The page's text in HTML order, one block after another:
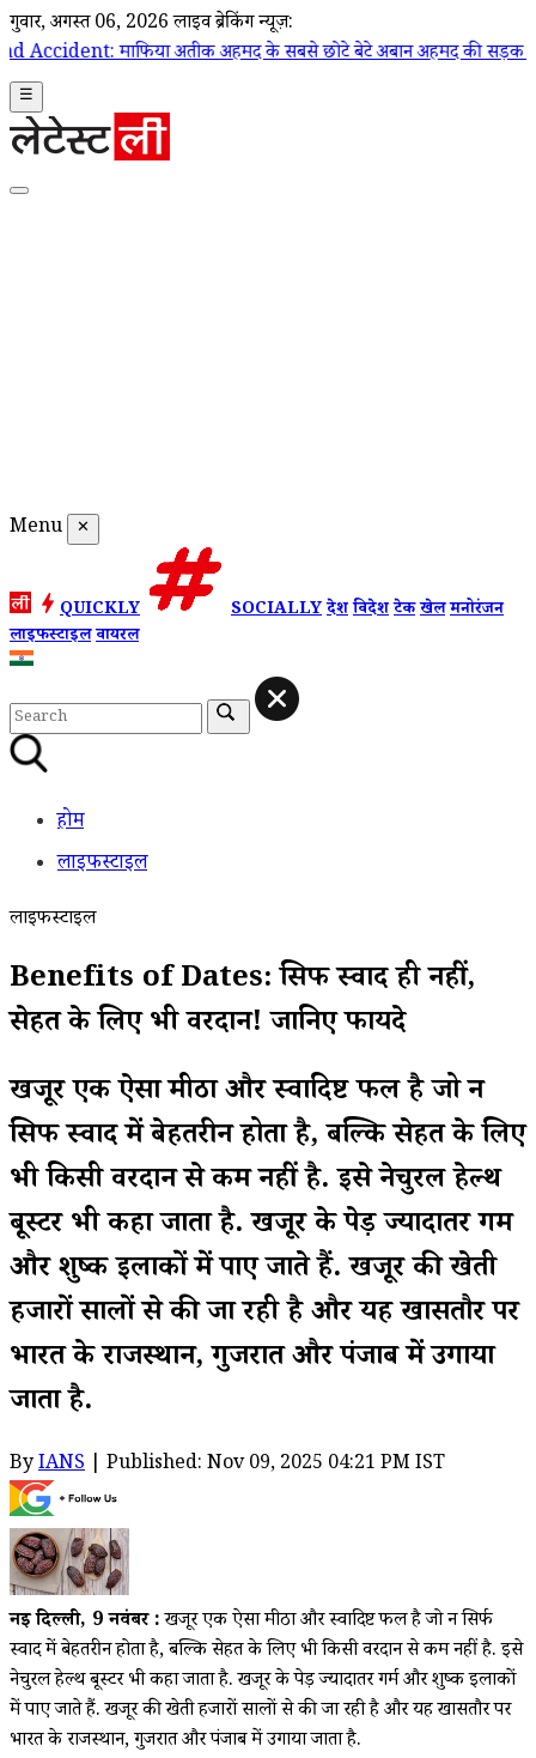
गुरूवार, अगस्त 06, 2026 लाइव ब्रेकिंग न्यूज़:
अतीक अहमद के सबसे छोटे बेटे अबान अहमद की सड़क हादसे में मौत;
☰
Menu ✕
QUICKLY SOCIALLYदेशविदेशटेकखेलमनोरंजन
लाइफस्टाइलवायरल
होम
लाइफस्टाइल
लाइफस्टाइल
Benefits of Dates: सिर्फ स्वाद ही नहीं,
सेहत के लिए भी वरदान! जानिए फायदे
खजूर एक ऐसा मीठा और स्वादिष्ट फल है जो न
सिर्फ स्वाद में बेहतरीन होता है, बल्कि सेहत के लिए
भी किसी वरदान से कम नहीं है. इसे नेचुरल हेल्थ
बूस्टर भी कहा जाता है. खजूर के पेड़ ज्यादातर गर्म
और शुष्क इलाकों में पाए जाते हैं. खजूर की खेती
हजारों सालों से की जा रही है और यह खासतौर पर
भारत के राजस्थान, गुजरात और पंजाब में उगाया
जाता है.
ByIANS | Published: Nov 09, 2025 04:21 PM IST
नई दिल्ली, 9 नवंबर :खजूर एक ऐसा मीठा और स्वादिष्ट फल है जो न सिर्फ
स्वाद में बेहतरीन होता है, बल्कि सेहत के लिए भी किसी वरदान से कम नहीं है. इसे
नेचुरल हेल्थ बूस्टर भी कहा जाता है. खजूर के पेड़ ज्यादातर गर्म और शुष्क इलाकों
में पाए जाते हैं. खजूर की खेती हजारों सालों से की जा रही है और यह खासतौर पर
भारत के राजस्थान, गुजरात और पंजाब में उगाया जाता है.